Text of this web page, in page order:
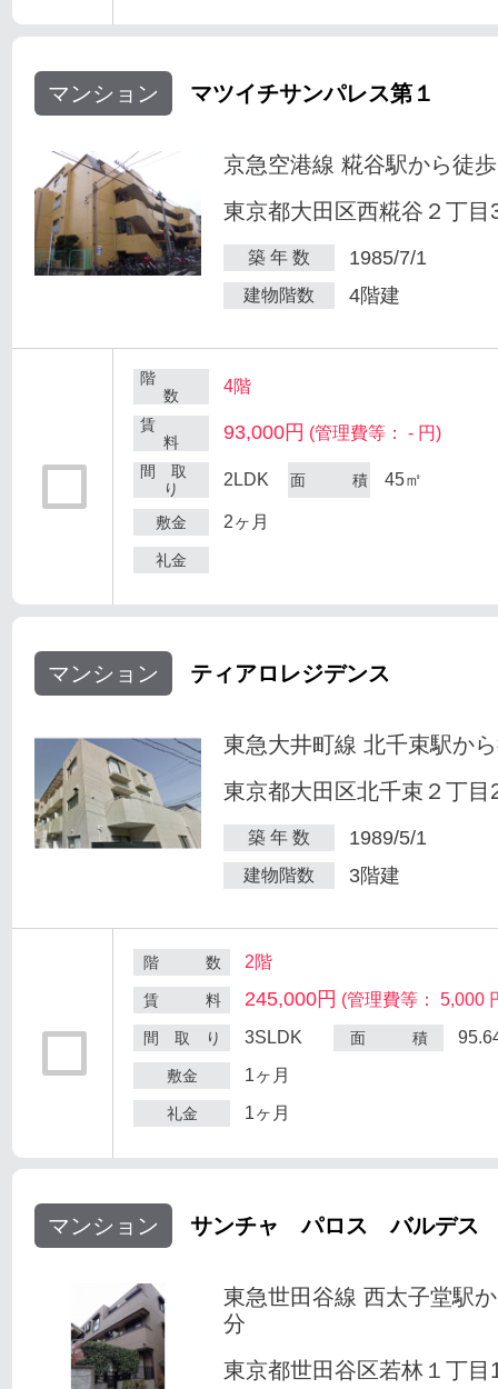
マンション マツイチサンパレス第１
京急空港線 糀谷駅から徒
東京都大田区西糀谷２丁目
築 年 数 1985/7/1
建物階数 4階建
階
数
4階
賃
料
93,000円 (管理費等： - 円)
間 取
り
2LDK 面 積 45㎡
敷金 2ヶ月
礼金
マンション ティアロレジデンス
東急大井町線 北千束駅か
東京都大田区北千束２丁目
築 年 数 1989/5/1
建物階数 3階建
階 数 2階
賃 料 245,000円 (管理費等： 5,000
間 取 り 3SLDK 面 積
敷金 1ヶ月
礼金 1ヶ月
マンション サンチャ パロス バルデス
東急世田谷線 西太子堂駅
分
東京都世田谷区若林１丁目